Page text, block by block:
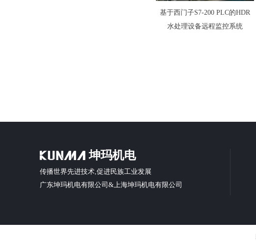
基于西门子S7-200 PLC的HDR
水处理设备远程监控系统
传播世界先进技术,促进民族工业发展
广东坤玛机电有限公司&上海坤玛机电有限公司
坤玛机电